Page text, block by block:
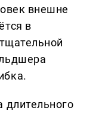
внешне
в
длительного